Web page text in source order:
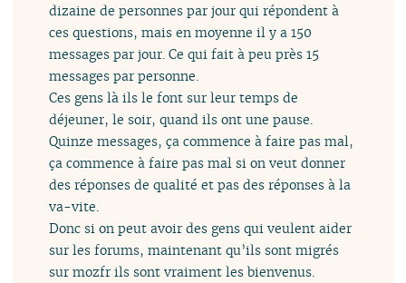
dizaine de personnes par jour qui répondent à
ces questions, mais en moyenne il y a 150
messages par jour. Ce qui fait à peu près 15
messages par personne.
Ces gens là ils le font sur leur temps de
déjeuner, le soir, quand ils ont une pause.
Quinze messages, ça commence à faire pas mal,
ça commence à faire pas mal si on veut donner
des réponses de qualité et pas des réponses à la
va-vite.
Donc si on peut avoir des gens qui veulent aider
sur les forums, maintenant qu’ils sont migrés
sur mozfr ils sont vraiment les bienvenus.